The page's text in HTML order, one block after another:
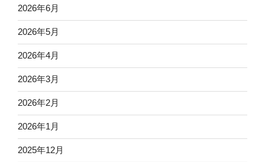
2026年6月
2026年5月
2026年4月
2026年3月
2026年2月
2026年1月
2025年12月